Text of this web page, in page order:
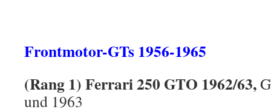
Frontmotor-GTs 1956-1965
(Rang 1) Ferrari 250 GTO 1962/63,
und 1963